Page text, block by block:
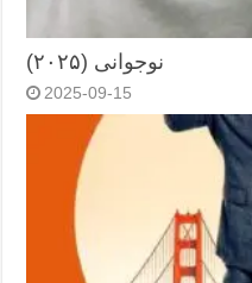
نوجوانی (۲۰۲۵)
2025-09-15